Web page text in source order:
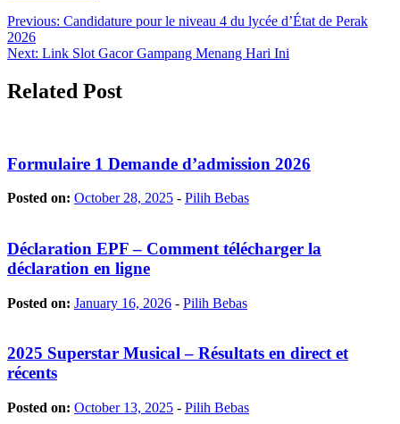
Post
navigation
Previous: Candidature pour le niveau 4 du lycée d’État de Perak
2026
Next: Link Slot Gacor Gampang Menang Hari Ini
Related Post
Formulaire 1 Demande d’admission 2026
Posted on: October 28, 2025 - Pilih Bebas
Déclaration EPF – Comment télécharger la
déclaration en ligne
Posted on: January 16, 2026 - Pilih Bebas
2025 Superstar Musical – Résultats en direct et
récents
Posted on: October 13, 2025 - Pilih Bebas